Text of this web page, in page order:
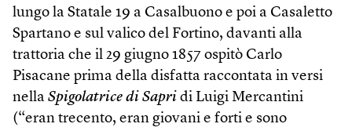
lungo la Statale 19 a Casalbuono e poi a Casaletto
Spartano e sul valico del Fortino, davanti alla
trattoria che il 29 giugno 1857 ospitò Carlo
Pisacane prima della disfatta raccontata in versi
nella Spigolatrice di Sapri di Luigi Mercantini
(“eran trecento, eran giovani e forti e sono